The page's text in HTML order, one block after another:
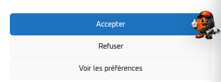
Accepter
Refuser
Voir les préférences
Copyright©BY-PIXCL 2026. Tous droits réservés.